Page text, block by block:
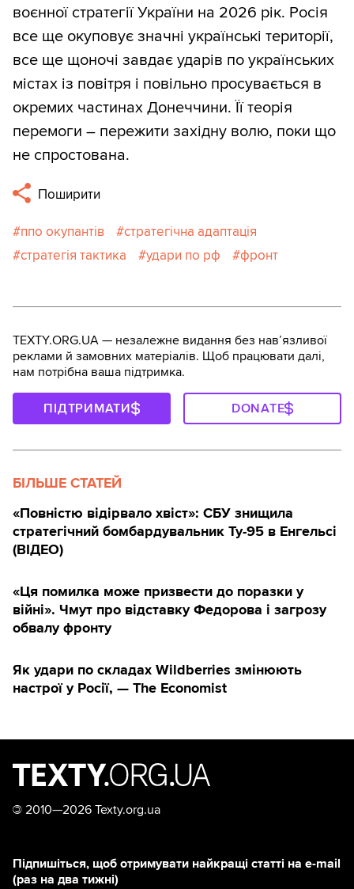
воєнної стратегії України на 2026 рік. Росія
все ще окуповує значні українські території,
все ще щоночі завдає ударів по українських
містах із повітря і повільно просувається в
окремих частинах Донеччини. Її теорія
перемоги – пережити західну волю, поки що
не спростована.
Поширити
ппо окупантів
стратегічна адаптація
стратегія тактика
удари по рф фронт
TEXTY.ORG.UA — незалежне видання без навʼязливої
реклами й замовних матеріалів. Щоб працювати далі,
нам потрібна ваша підтримка.
ПІДТРИМАТИ DONATE
БІЛЬШЕ СТАТЕЙ
«Повністю відірвало хвіст»: СБУ знищила
стратегічний бомбардувальник Ту-95 в Енгельсі
(ВІДЕО)
«Ця помилка може призвести до поразки у
війні». Чмут про відставку Федорова і загрозу
обвалу фронту
Як удари по складах Wildberries змінюють
настрої у Росії, — The Economist
© 2010—2026 Texty.org.ua
Підпишіться, щоб отримувати найкращі статті на e-mail
(раз на два тижні)